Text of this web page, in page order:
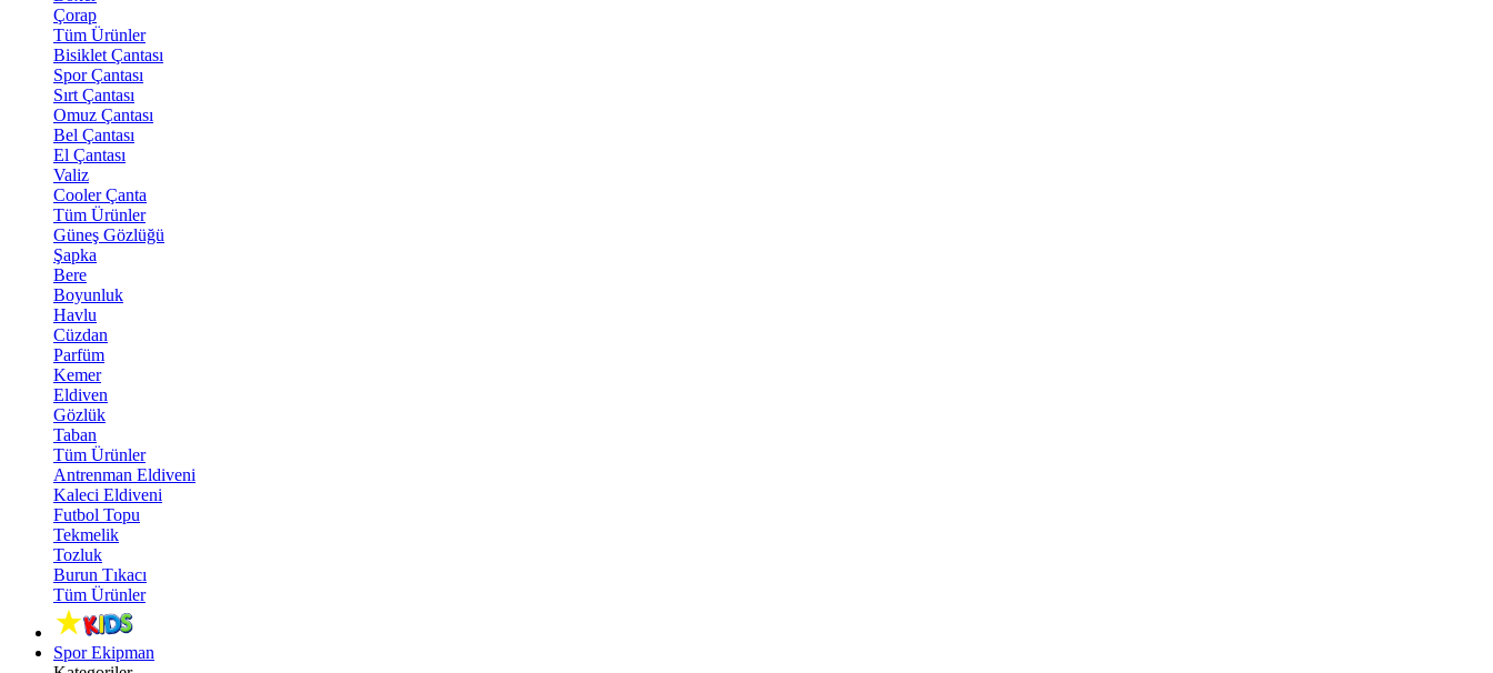
Çorap
Tüm Ürünler
Bisiklet Çantası
Spor Çantası
Sırt Çantası
Omuz Çantası
Bel Çantası
El Çantası
Valiz
Cooler Çanta
Tüm Ürünler
Güneş Gözlüğü
Şapka
Bere
Boyunluk
Havlu
Cüzdan
Parfüm
Kemer
Eldiven
Gözlük
Taban
Tüm Ürünler
Antrenman Eldiveni
Kaleci Eldiveni
Futbol Topu
Tekmelik
Tozluk
Burun Tıkacı
Tüm Ürünler
Spor Ekipman